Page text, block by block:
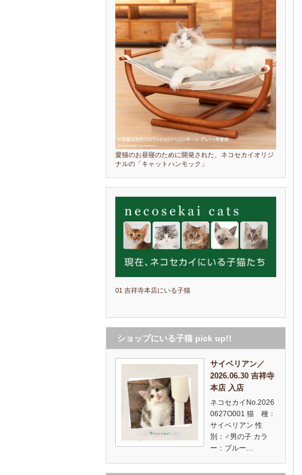
愛猫のお昼寝のために開発された、ネコセカイオリジ
ナルの「キャットハンモック」
01 吉祥寺本店にいる子猫
ショップにいる子猫 pick up!!
サイベリアン／
2026.06.30 吉祥寺
本店 入店
ネコセカイNo.2026
0627O001 猫 種：
サイベリアン 性
別：♂男の子 カラ
ー：ブルー…